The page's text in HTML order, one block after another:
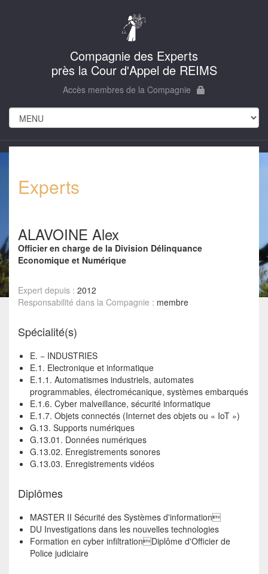
Compagnie des Experts
près la Cour d'Appel de REIMS
Accès membres de la Compagnie
Experts
ALAVOINE Alex
Officier en charge de la Division Délinquance
Economique et Numérique
Expert depuis : 2012
Responsabilité dans la Compagnie : membre
Spécialité(s)
E. − INDUSTRIES
E.1. Electronique et informatique
E.1.1. Automatismes industriels, automates
programmables, électromécanique, systèmes embarqués
E.1.6. Cyber malveillance, sécurité informatique
E.1.7. Objets connectés (Internet des objets ou « IoT »)
G.13. Supports numériques
G.13.01. Données numériques
G.13.02. Enregistrements sonores
G.13.03. Enregistrements vidéos
Diplômes
MASTER II Sécurité des Systèmes d'information
DU Investigations dans les nouvelles technologies
Formation en cyber infiltrationDiplôme d'Officier de
Police judiciaire